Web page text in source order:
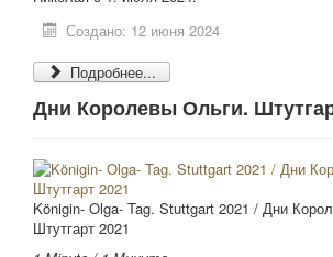
Создано: 12 июня 2024
Подробнее...
Дни Королевы Ольги.
Königin- Olga- Tag. Stuttgart 2021 / Дни
Штутгарт 2021